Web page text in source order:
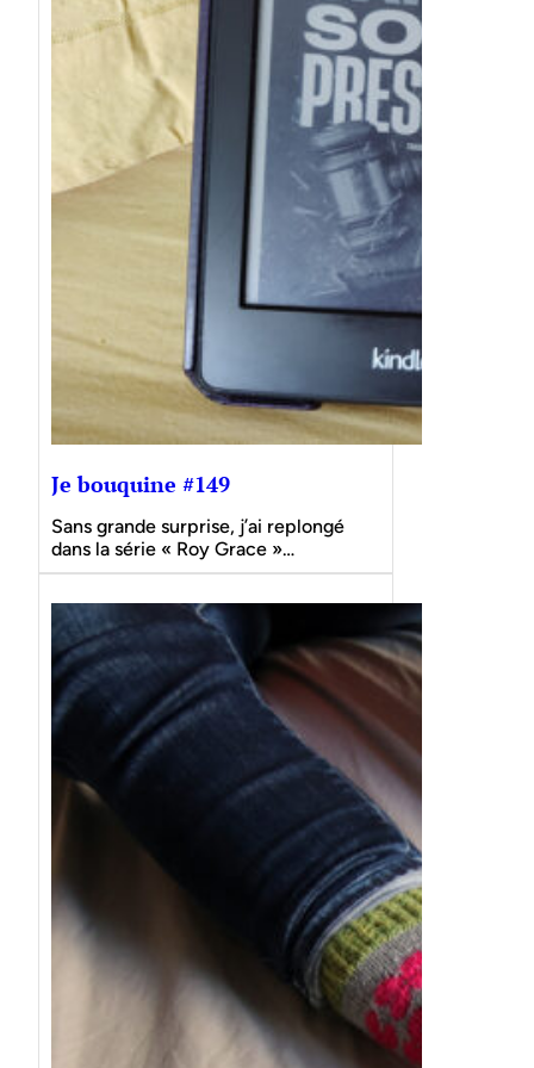
Je bouquine #149
Sans grande surprise, j’ai replongé
dans la série « Roy Grace »…